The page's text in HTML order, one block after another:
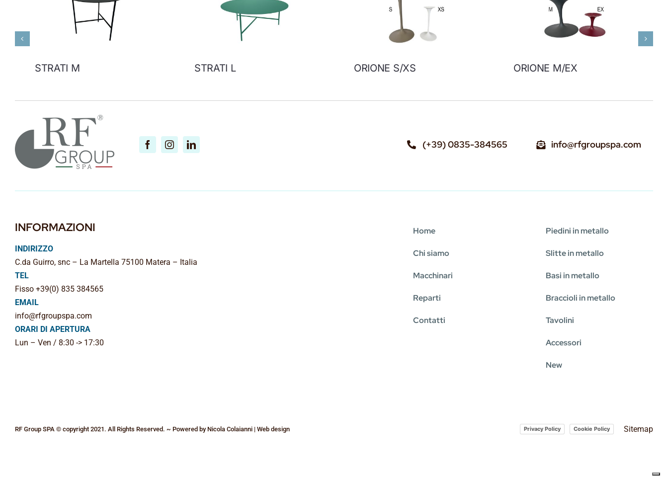
STRATI M STRATI L ORIONE S/XS ORIONE M/EX
(+39) 0835-384565 info@rfgroupspa.com
INFORMAZIONI
INDIRIZZO
C.da Guirro, snc – La Martella 75100 Matera – Italia
TEL
Fisso +39(0) 835 384565
EMAIL
info@rfgroupspa.com
ORARI DI APERTURA
Lun – Ven / 8:30 -> 17:30
Home
Chi siamo
Macchinari
Reparti
Contatti
Piedini in metallo
Slitte in metallo
Basi in metallo
Braccioli in metallo
Tavolini
Accessori
New
RF Group SPA © copyright 2021. All Rights Reserved. ~ Powered by Nicola Colaianni | Web design Privacy Policy Cookie Policy Sitemap